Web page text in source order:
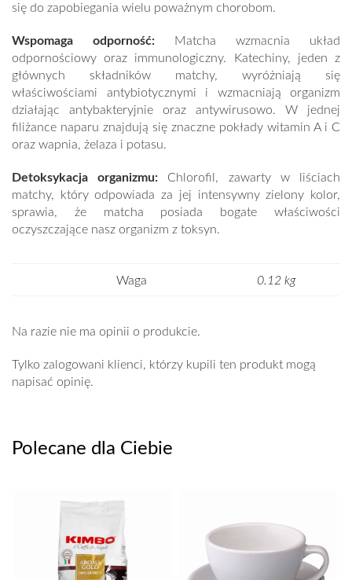
się do zapobiegania wielu poważnym chorobom.
Wspomaga odporność:
Matcha wzmacnia układ
odpornościowy oraz immunologiczny. Katechiny, jeden z
głównych składników matchy, wyróżniają się
właściwościami antybiotycznymi i wzmacniają organizm
działając antybakteryjnie oraz antywirusowo. W jednej
filiżance naparu znajdują się znaczne pokłady witamin A i C
oraz wapnia, żelaza i potasu.
Detoksykacja organizmu: Chlorofil, zawarty w liściach
matchy, który odpowiada za jej intensywny zielony kolor,
sprawia, że matcha posiada bogate właściwości
oczyszczające nasz organizm z toksyn.
Waga 0.12 kg
Na razie nie ma opinii o produkcie.
Tylko zalogowani klienci, którzy kupili ten produkt mogą
napisać opinię.
Polecane dla Ciebie